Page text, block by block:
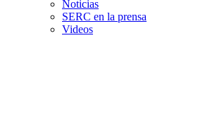
Noticias
SERC en la prensa
Videos